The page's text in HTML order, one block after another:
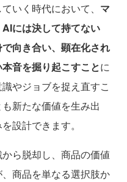
いく時代において、 マ
には決して持てない
で向き合い、顕在化され
音を掘り起こすことに
やジョブを捉え直すこ
新たな価値を生み出
設計できます。
ら脱却し、商品の価値
商品を単なる選択肢か